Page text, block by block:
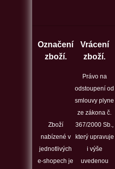
Označení
zboží.
Vrácení
zboží.
Zboží
nabízené v
jednotlivých
e-shopech je
Právo na
odstoupení od
smlouvy plyne
ze zákona č.
367/2000 Sb.,
který upravuje
i výše
uvedenou